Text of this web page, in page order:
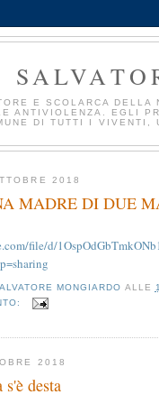
E SCOLARCA
ANTIVIOLENZA. EGLI
DI TUTTI I VIVENTI,
2018
MADRE DI DUE
file/d/
MONGIARDO ALLE
2018
desta